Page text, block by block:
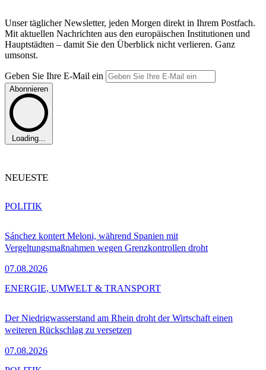
Unser täglicher Newsletter, jeden Morgen direkt in Ihrem Postfach.
Mit aktuellen Nachrichten aus den europäischen Institutionen und
Hauptstädten – damit Sie den Überblick nicht verlieren. Ganz
umsonst.
Geben Sie Ihre E-Mail ein
Abonnieren
Loading...
NEUESTE
Sánchez kontert Meloni, während Spanien mit
Vergeltungsmaßnahmen wegen Grenzkontrollen droht
07.08.2026
POLITIK
Der Niedrigwasserstand am Rhein droht der Wirtschaft einen
weiteren Rückschlag zu versetzen
07.08.2026
ENERGIE, UMWELT & TRANSPORT